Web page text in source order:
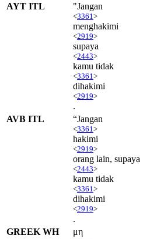
AYT ITL
"Jangan
<3361 >
menghakimi
<2919>
supaya
<2443>
kamu tidak
<3361 >
dihakimi
<2919>
.
AVB ITL
“Jangan
<3361 >
hakimi
<2919>
orang lain, supaya
<2443>
kamu tidak
<3361 >
dihakimi
<2919>
.
GREEK WH
μη